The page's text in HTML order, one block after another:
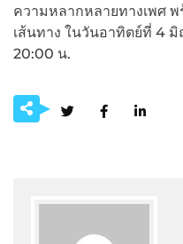
ความหลากหลายทางเพศ
เส้นทาง ในวันอาทิตย์ที่ 4 มิ
20:00 น.